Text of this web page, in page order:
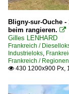
~
Bligny-sur-Ouche -
beim rangieren. 
Gilles LENHARD
Frankreich /
Industrieloks,
Frankreich /
 430 1200x900 Px,